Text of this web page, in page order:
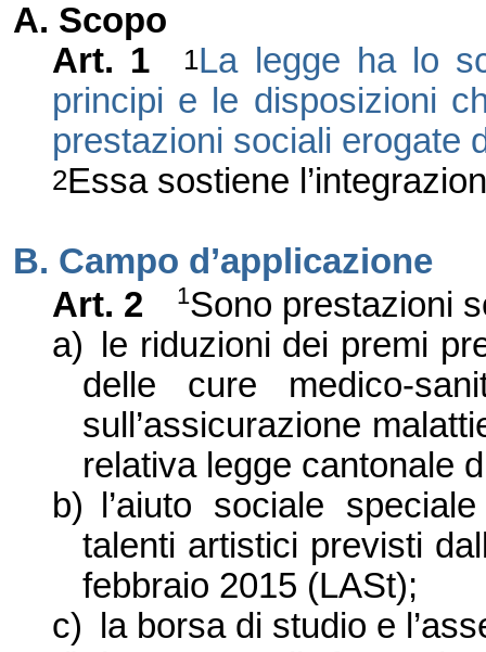
A. Scopo
Art. 1
1La legge ha lo
principi e le disposizioni
prestazioni sociali erogate
2Essa sostiene
B. Campo d’applicazione
Art. 2
1Sono prestazioni
a)
le riduzioni dei premi
delle cure medico-
sull’assicurazione
relativa legge cantonale
b)
l’aiuto sociale
talenti artistici previsti
febbraio 2015 (LASt);
c)
la borsa di studio e